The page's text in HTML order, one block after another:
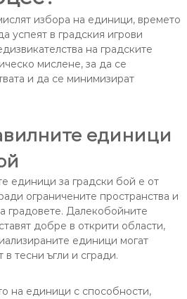
избора на единици, времето
успеят в градския игрови
на градските
мислене, за да се
и да се минимизират
единици
единици за градски бой е от
ограничените пространства и
градовете. Далекобойните
добре в открити области,
единици могат
тесни ъгли и сгради.
на единици с способности,